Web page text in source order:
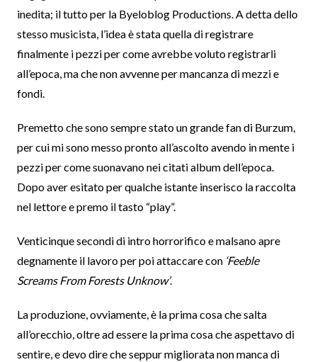
inedita; il tutto per la Byeloblog Productions. A detta dello
stesso musicista, l’idea è stata quella di registrare
finalmente i pezzi per come avrebbe voluto registrarli
all’epoca, ma che non avvenne per mancanza di mezzi e
fondi.
Premetto che sono sempre stato un grande fan di Burzum,
per cui mi sono messo pronto all’ascolto avendo in mente i
pezzi per come suonavano nei citati album dell’epoca.
Dopo aver esitato per qualche istante inserisco la raccolta
nel lettore e premo il tasto “play”.
Venticinque secondi di intro horrorifico e malsano apre
degnamente il lavoro per poi attaccare con ‘Feeble
Screams From Forests Unknow’.
La produzione, ovviamente, è la prima cosa che salta
all’orecchio, oltre ad essere la prima cosa che aspettavo di
sentire, e devo dire che seppur migliorata non manca di